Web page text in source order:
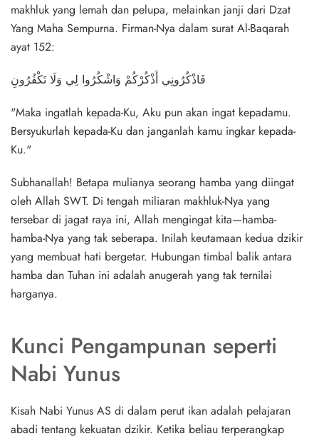
makhluk yang lemah dan pelupa, melainkan janji dari Dzat
Yang Maha Sempurna. Firman-Nya dalam surat Al-Baqarah
ayat 152:
فَاذْكُرُونِي أَذْكُرْكُمْ وَاشْكُرُوا لِي وَلَا تَكْفُرُونِ
"Maka ingatlah kepada-Ku, Aku pun akan ingat kepadamu.
Bersyukurlah kepada-Ku dan janganlah kamu ingkar kepada-
Ku."
Subhanallah! Betapa mulianya seorang hamba yang diingat
oleh Allah SWT. Di tengah miliaran makhluk-Nya yang
tersebar di jagat raya ini, Allah mengingat kita—hamba-
hamba-Nya yang tak seberapa. Inilah keutamaan kedua dzikir
yang membuat hati bergetar. Hubungan timbal balik antara
hamba dan Tuhan ini adalah anugerah yang tak ternilai
harganya.
Kunci Pengampunan seperti
Nabi Yunus
Kisah Nabi Yunus AS di dalam perut ikan adalah pelajaran
abadi tentang kekuatan dzikir. Ketika beliau terperangkap